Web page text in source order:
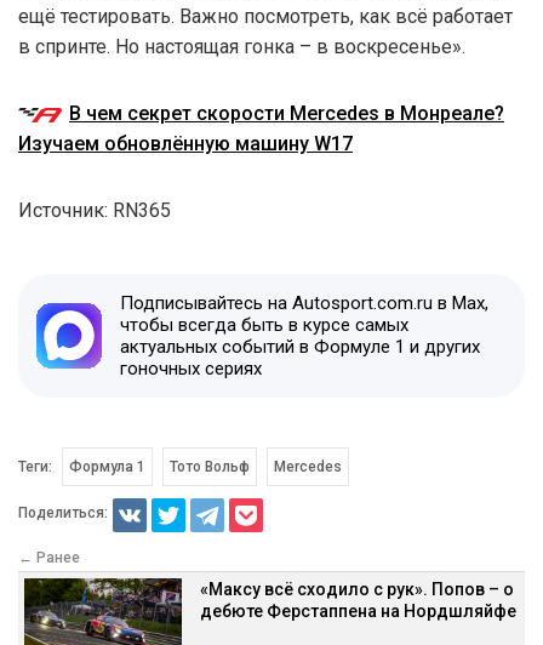
ещё тестировать. Важно посмотреть, как всё работает
в спринте. Но настоящая гонка – в воскресенье».
В чем секрет скорости Mercedes в Монреале?
Изучаем обновлённую машину W17
Источник: RN365
Подписывайтесь на Autosport.com.ru в Max,
чтобы всегда быть в курсе самых
актуальных событий в Формуле 1 и других
гоночных сериях
Теги: Формула 1 Тото Вольф Mercedes
Поделиться:
← Ранее
«Максу всё сходило с рук». Попов – о
дебюте Ферстаппена на Нордшляйфе